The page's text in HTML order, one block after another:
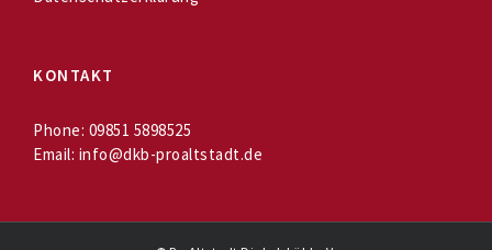
KONTAKT
Phone: 09851 5898525
Email: info@dkb-proaltstadt.de